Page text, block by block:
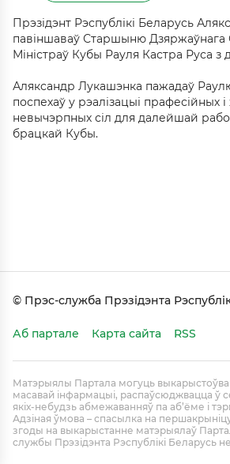
Прэзідэнт Рэспублікі Беларусь
павіншаваў Старшыню Дзяржаўнага
Міністраў Кубы Рауля Кастра Руса
Аляксандр Лукашэнка пажадаў
поспехаў у рэалізацыі прафесійных
невычэрпных сіл для далейшай
брацкай Кубы.
© Прэс-служба Прэзідэнта
Аб партале Карта сайта RSS
Матэрыялы Партала могуць
масавай інфармацыі, распаўсюджвацца ў
якіх-небудзь абмежаванняў па аб’ёме і
Адзіная ўмова – спасылка на
згоды на выкарыстанне матэрыялаў
службы Прэзідэнта Рэспублікі Беларусь